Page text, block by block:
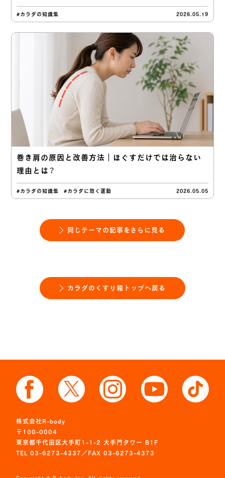
#カラダの知識集 2026.05.19
巻き肩の原因と改善方法｜ほぐすだけでは治らない
理由とは？
#カラダの知識集 #カラダに効く運動 2026.05.05
同じテーマの記事をさらに見る
カラダのくすり箱トップへ戻る
株式会社R-body
〒100-0004
東京都千代田区大手町1-1-2 大手門タワー B1F
TEL 03-6273-4337／FAX 03-6273-4373